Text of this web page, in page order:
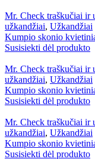
Mr. Check traškučiai ir
užkandžiai, Užkandžiai
Kumpio skonio
Susisiekti dėl produkto
Mr. Check traškučiai ir
užkandžiai, Užkandžiai
Kumpio skonio
Susisiekti dėl produkto
Mr. Check traškučiai ir
užkandžiai, Užkandžiai
Kumpio skonio
Susisiekti dėl produkto